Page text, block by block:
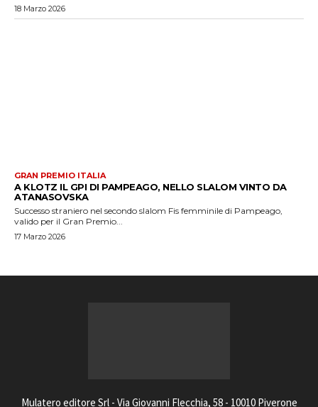
18 Marzo 2026
GRAN PREMIO ITALIA
A KLOTZ IL GPI DI PAMPEAGO, NELLO SLALOM VINTO DA
ATANASOVSKA
Successo straniero nel secondo slalom Fis femminile di Pampeago,
valido per il Gran Premio...
17 Marzo 2026
Mulatero editore Srl - Via Giovanni Flecchia, 58 - 10010 Piverone